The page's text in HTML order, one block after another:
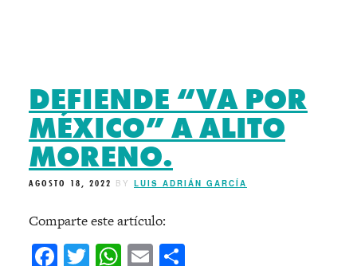
DEFIENDE “VA POR
MÉXICO” A ALITO
MORENO.
AGOSTO 18, 2022 BY LUIS ADRIÁN GARCÍA
Comparte este artículo:
Facebook
Twitter
WhatsApp
Email